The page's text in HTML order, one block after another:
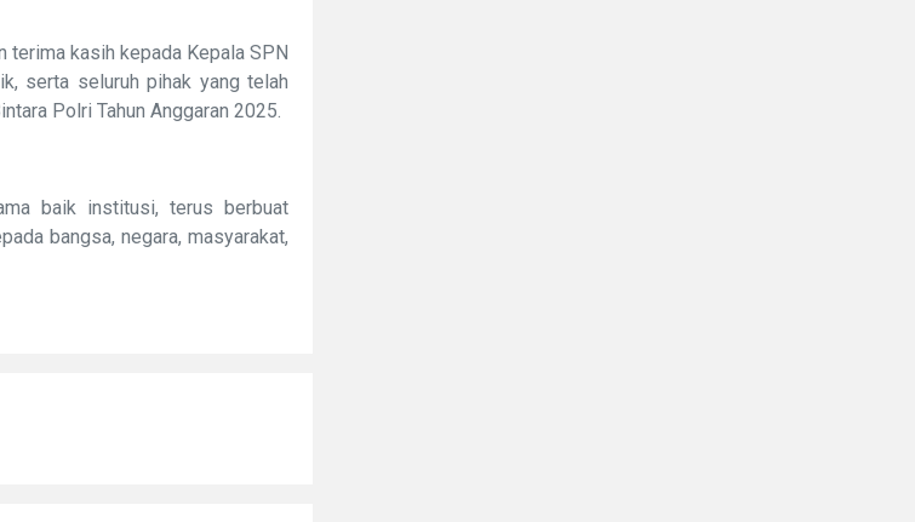
terima kasih kepada Kepala SPN
serta seluruh pihak yang telah
Polri Tahun Anggaran 2025.
baik institusi, terus berbuat
bangsa, negara, masyarakat,